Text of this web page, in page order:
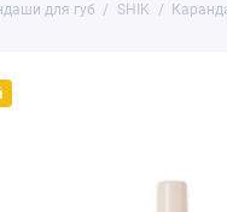
для губ SHIK